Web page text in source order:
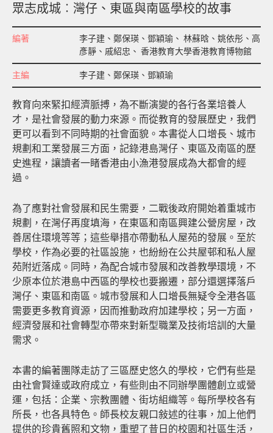
眾志成城︰灣仔、東區與南區學校的故事
編著
李子建、鄭保瑛、鄧穎瑜、 林蘇晗、姚依彤、高
彥靜、戚紹忠、 香港教育大學香港教育博物館
主編 李子建、鄭保瑛、鄧穎瑜
教育向來緊扣經濟脈搏，為不斷演變的各行各業培養人
才，是社會發展的動力來源。而從教育的發展歷史，我們
更可以看到不同時期的社會面貌。本書從人口增長、城市
規劃和工業發展三方面，記錄港島灣仔、東區及南區的歷
史進程，讓讀者一睹香港由小漁港發展成為大都會的經
過。
為了應對社會發展和民生需要，二戰後政府開始着重城市
規劃，在灣仔再度填海，在東區和南區興建公營房屋，改
善居住環境等等；這些舉措亦帶動私人屋苑的發展。至於
學校，作為必要的社區設施，也紛紛在公共屋邨和私人屋
苑附近落成。同時，為配合城市發展和改善教學環境，不
少原本位於港島中西區的學校也要搬遷，部分還選擇落戶
灣仔、東區和南區。城市發展和人口增長無疑令全港各區
需要更多教育資源，因而推動政府加建學校；另一方面，
經濟發展和社會轉型亦帶來對新型職業及技術培訓的大量
需求。
本書的編著團隊走訪了三區歷史悠久的學校，它們有些是
由社會賢達或政府成立，有些則由不同辦學團體創立或營
運，包括：企業、宗教團體、街坊組織等。每所學校各有
所長，也各具特色。師長校友親口敍述的往事，加上他們
提供的珍貴舊照和文物，重塑了昔日的校園和社區生活，